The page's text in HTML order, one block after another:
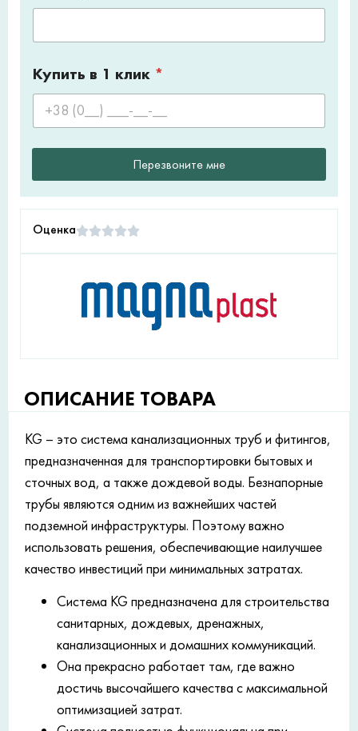
Купить в 1 клик *
Перезвоните мне
Оценка
ОПИСАНИЕ ТОВАРА
KG – это система канализационных труб и фитингов,
предназначенная для транспортировки бытовых и
сточных вод, а также дождевой воды. Безнапорные
трубы являются одним из важнейших частей
подземной инфраструктуры. Поэтому важно
использовать решения, обеспечивающие наилучшее
качество инвестиций при минимальных затратах.
Система KG предназначена для строительства
санитарных, дождевых, дренажных,
канализационных и домашних коммуникаций.
Она прекрасно работает там, где важно
достичь высочайшего качества с максимальной
оптимизацией затрат.